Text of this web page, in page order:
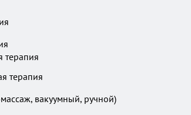
терапия
терапия
вакуумный, ручной)